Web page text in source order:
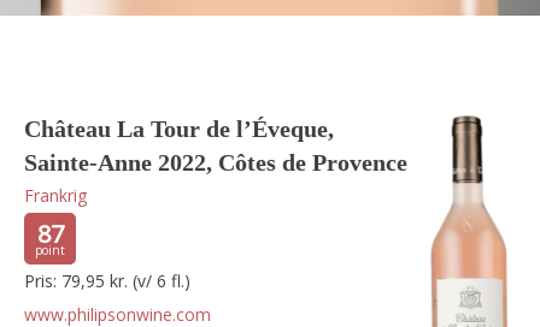
Château La Tour de l’Éveque,
Sainte-Anne 2022, Côtes de Provence
Frankrig
87
Pris: 79,95 kr. (v/ 6 fl.)
www.philipsonwine.com